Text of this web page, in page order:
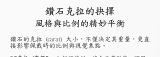
鑽石克拉的抉擇
風格與比例的精妙平衡
鑽石的克拉 (carat) 大小，不僅決定其重量，更直
接影響佩戴時的比例與視覺焦點。